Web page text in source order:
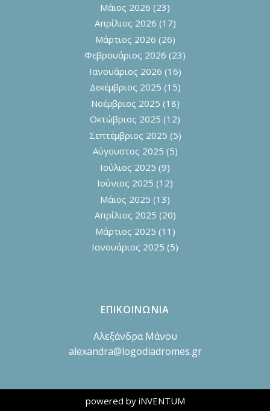
Μάιος 2026 (23)
Απρίλιος 2026 (17)
Μάρτιος 2026 (26)
Φεβρουάριος 2026 (23)
Ιανουάριος 2026 (16)
Δεκέμβριος 2025 (15)
Νοέμβριος 2025 (18)
Οκτώβριος 2025 (12)
Σεπτέμβριος 2025 (5)
Αύγουστος 2025 (5)
Ιούλιος 2025 (9)
Ιούνιος 2025 (12)
Μάιος 2025 (13)
Απρίλιος 2025 (20)
Μάρτιος 2025 (11)
Ιανουάριος 2025 (5)
ΕΠΙΚΟΙΝΩΝΙΑ
Αλεξάνδρα Μάνου
alexandra@logodiadromes.gr
powered by iNVENTUM